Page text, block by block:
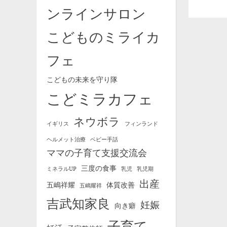
ンラインサロン
こどものミライカ
フェ
こどもの未来を守り隊
こどミラカフェ
イギリス ネウボラ フィンランド
ヘルメット治療 ベビー手話
ママの子育て支援交流会
ミネラルUP 三度の食事 乳児 乳児期
五嶋祥耀 五嶋耀祥 体質改善 出産
吉武知家良 向き癖 妊娠